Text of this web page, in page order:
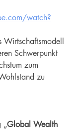
watch?
Wirtschaftsmodell
Schwerpunkt
zum
zu
„Global Wealth